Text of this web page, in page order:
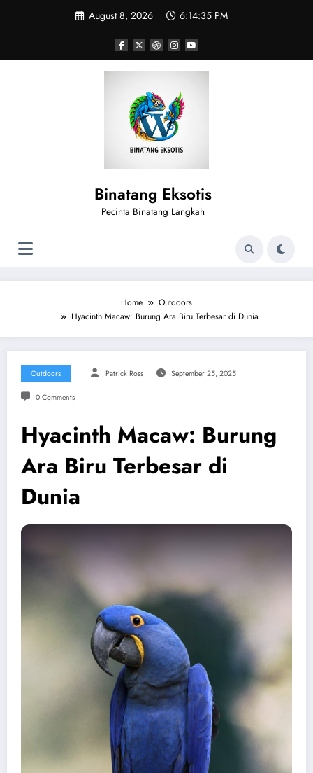
August 8, 2026 6:14:36 PM
Binatang Eksotis
Pecinta Binatang Langkah
Home
Outdoors
Hyacinth Macaw: Burung Ara Biru Terbesar di Dunia
Outdoors Patrick Ross September 25, 2025
0 Comments
Hyacinth Macaw: Burung
Ara Biru Terbesar di
Dunia